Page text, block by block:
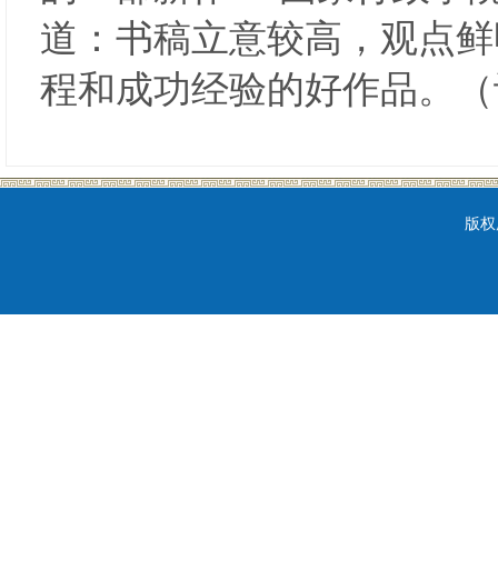
道：书稿立意较高，观点
程和成功经验的好作品。
版